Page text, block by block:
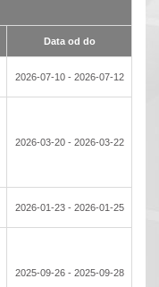
Data od do
2026-07-10 - 2026-07-12
2026-03-20 - 2026-03-22
2026-01-23 - 2026-01-25
2025-09-26 - 2025-09-28